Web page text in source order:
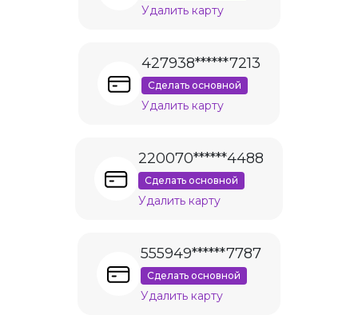
Удалить карту
427938******7213
Сделать основной
Удалить карту
220070******4488
Сделать основной
Удалить карту
555949******7787
Сделать основной
Удалить карту